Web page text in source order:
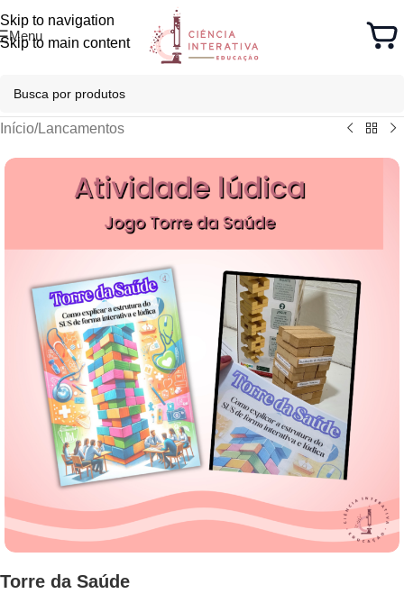
Skip to navigation
Skip to main content
Menu
Início/Lancamentos
Torre da Saúde